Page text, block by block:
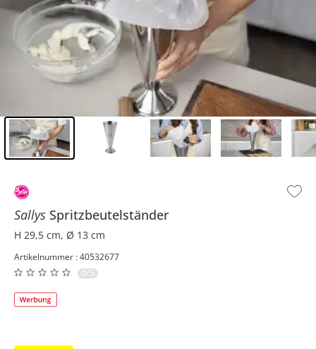
Sallys Spritzbeutelständer
H 29,5 cm, Ø 13 cm
Artikelnummer : 40532677
0/5